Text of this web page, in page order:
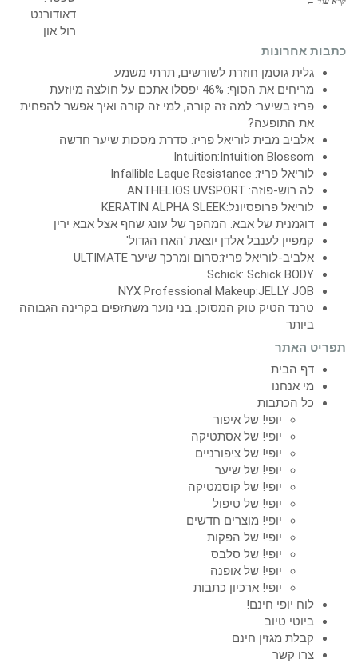
כתבות אחרונות
גלית גוטמן חוזרת לשורשים, תרתי משמע
מריחים את הסוף: 46% יפסלו אתכם על חולצה מיוזעת
פריז בשיער: למה זה קורה, למי זה קורה ואיך אפשר להפחית
את התופעה?
אלביב מבית לוריאל פריז: סדרת מסכות שיער חדשה
Intuition:Intuition Blossom
לוריאל פריז: Infallible Laque Resistance
לה רוש-פוזה: ANTHELIOS UVSPORT
לוריאל פרופסיונל:KERATIN ALPHA SLEEK
דוגמנית של אבא: המהפך של עונג שחף אצל אבא ירין
קמפיין לענבל אלדן יוצאת 'האח הגדול'
אלביב-לוריאל פריז:סרום ומרכך שיער ULTIMATE
Schick: Schick BODY
NYX Professional Makeup:JELLY JOB
טרנד הטיק טוק המסוכן: בני נוער משתזפים בקרינה הגבוהה
ביותר
תפריט האתר
דף הבית
מי אנחנו
כל הכתבות
יופי! של איפור
יופי! של אסתטיקה
יופי! של ציפורניים
יופי! של שיער
יופי! של קוסמטיקה
יופי! של טיפול
יופי! מוצרים חדשים
יופי! של הפקות
יופי! של סלבס
יופי! של אופנה
יופי! ארכיון כתבות
לוח יופי חינם!
ביוטי טיוב
קבלת מגזין חינם
צרו קשר